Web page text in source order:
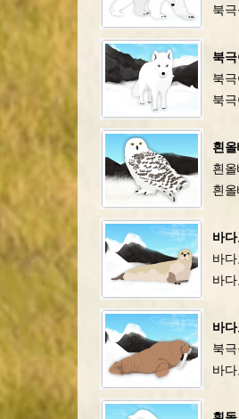
북
북
북
북
흰
흰
흰
바
바
바
바
북
바